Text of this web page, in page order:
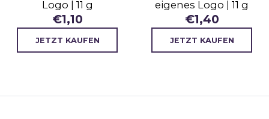
Logo | 11 g
€1,10
JETZT KAUFEN
eigenes Logo | 11 g
€1,40
JETZT KAUFEN